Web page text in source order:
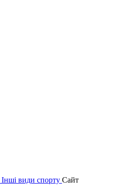
Інші види спорту Сайт